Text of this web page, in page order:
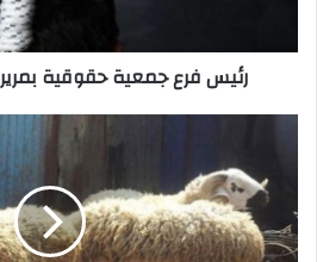
رئيس فرع جمعية حقوقية